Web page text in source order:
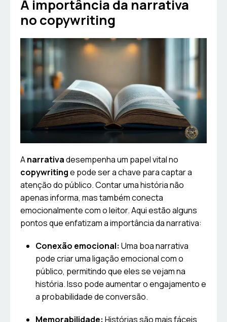
A importância da narrativa
no copywriting
Anarrativadesempenha um papel vital no
copywritinge pode ser a chave para captar a
atenção do público. Contar uma história não
apenas informa, mas também conecta
emocionalmente com o leitor. Aqui estão alguns
pontos que enfatizam a importância da narrativa:
Conexão emocional: Uma boa narrativa
pode criar uma ligação emocional com o
público, permitindo que eles se vejam na
história. Isso pode aumentar o engajamento e
a probabilidade de conversão.
Memorabilidade: Histórias são mais fáceis